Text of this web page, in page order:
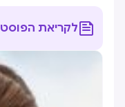
לקריאת הפוסט